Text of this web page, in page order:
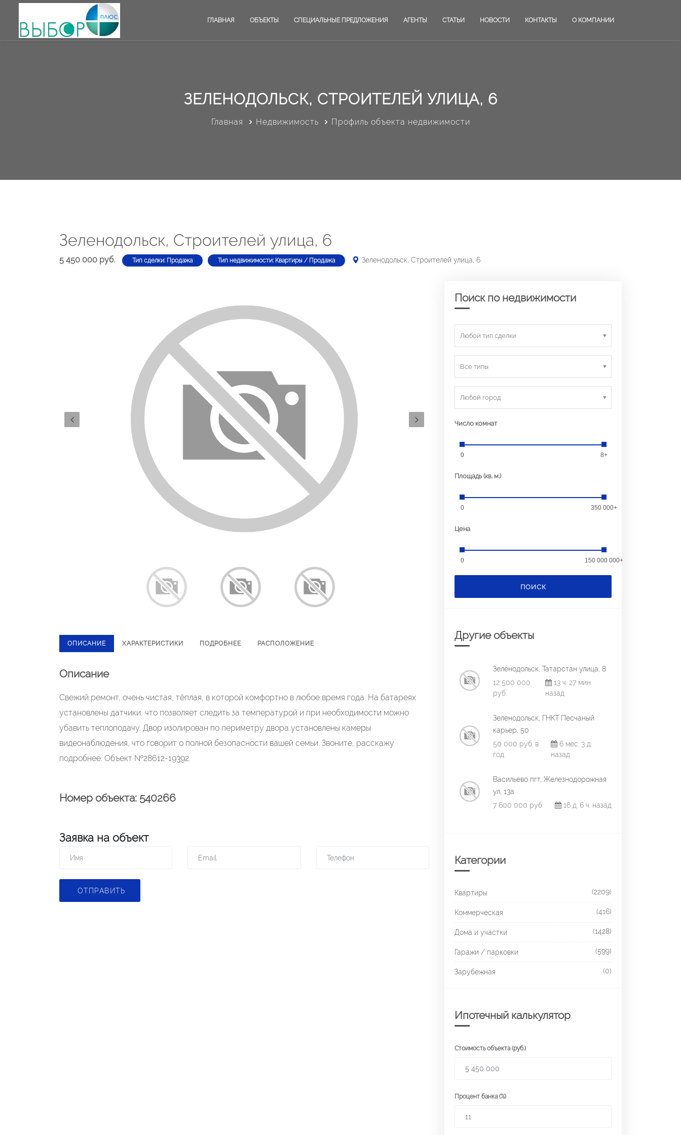
ГЛАВНАЯ ОБЪЕКТЫ СПЕЦИАЛЬНЫЕ ПРЕДЛОЖЕНИЯ АГЕНТЫ СТАТЬИ НОВОСТИ КОНТАКТЫ О КОМПАНИИ
ЗЕЛЕНОДОЛЬСК, СТРОИТЕЛЕЙ УЛИЦА, 6
Главная Недвижимость Профиль объекта недвижимости
Зеленодольск, Строителей улица, 6
5 450 000 руб. Тип сделки: Продажа Тип недвижимости: Квартиры / Продажа Зеленодольск, Строителей улица, 6
ОПИСАНИЕ ХАРАКТЕРИСТИКИ ПОДРОБНЕЕ РАСПОЛОЖЕНИЕ
Описание
Свежий ремонт, очень чистая, тёплая, в которой комфортно в любое время года. На батареях
установлены датчики, что позволяет следить за температурой и при необходимости можно
убавить теплоподачу. Двор изолирован по периметру двора установлены камеры
видеонаблюдения, что говорит о полной безопасности вашей семьи. Звоните, расскажу
подробнее. Объект №28612-19392.
Номер объекта: 540266
Заявка на объект
ОТПРАВИТЬ
Поиск по недвижимости
Любой тип сделки
Все типы
Любой город
Число комнат
0 8+
Площадь (кв. м.)
0 350 000+
Цена
0 150 000 000+
ПОИСК
Другие объекты
Зеленодольск, Татарстан улица, 8
12 500 000
руб.
13 ч. 27 мин.
назад
Зеленодольск, ГНКТ Песчаный
карьер, 50
50 000 руб. в
год
6 мес. 3 д.
назад
Васильево пгт, Железнодорожная
ул, 13а
7 600 000 руб.
16 д. 6 ч. назад
Категории
Квартиры (2209)
Коммерческая (416)
Дома и участки (1428)
Гаражи / парковки (599)
Зарубежная (0)
Ипотечный калькулятор
Стоимость объекта (руб.)
Процент банка (%)